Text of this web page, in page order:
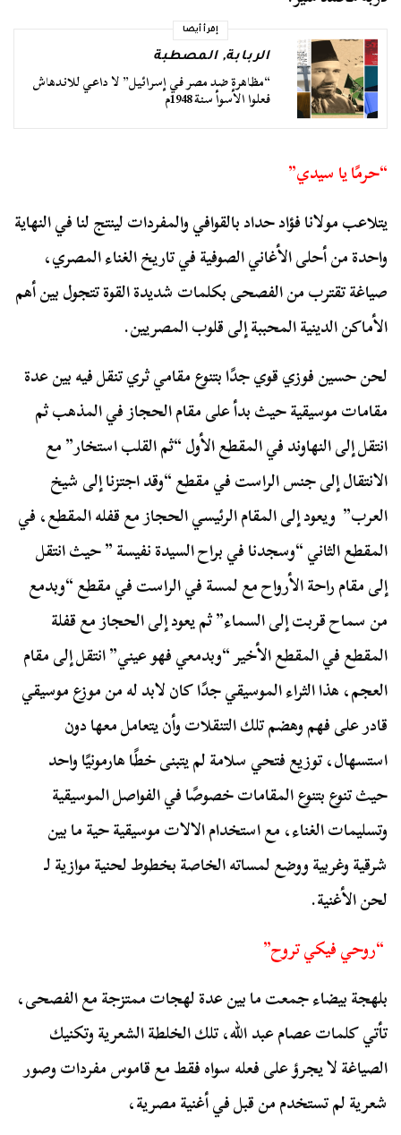
إقرأ أيضا
الربابة,المصطبة
“مظاهرة ضد مصر في إسرائيل” لا داعي للاندهاش
فعلوا الأسوأ سنة 1948م
“حرمًا يا سيدي”
يتلاعب مولانا فؤاد حداد بالقوافي والمفردات لينتج لنا في النهاية
واحدة من أحلى الأغاني الصوفية في تاريخ الغناء المصري،
صياغة تقترب من الفصحى بكلمات شديدة القوة تتجول بين أهم
الأماكن الدينية المحببة إلى قلوب المصريين.
لحن حسين فوزي قوي جدًا بتنوع مقامي ثري تنقل فيه بين عدة
مقامات موسيقية حيث بدأ على مقام الحجاز في المذهب ثم
انتقل إلى النهاوند في المقطع الأول “ثم القلب استخار” مع
الانتقال إلى جنس الراست في مقطع “وقد اجتزنا إلى شيخ
العرب” ويعود إلى المقام الرئيسي الحجاز مع قفله المقطع، في
المقطع الثاني “وسجدنا في براح السيدة نفيسة ” حيث انتقل
إلى مقام راحة الأرواح مع لمسة في الراست في مقطع “وبدمع
من سماح قربت إلى السماء” ثم يعود إلى الحجاز مع قفلة
المقطع في المقطع الأخير “وبدمعي فهو عيني” انتقل إلى مقام
العجم، هذا الثراء الموسيقي جدًا كان لابد له من موزع موسيقي
قادر على فهم وهضم تلك التنقلات وأن يتعامل معها دون
استسهال، توزيع فتحي سلامة لم يتبنى خطًا هارمونيًا واحد
حيث تنوع بتنوع المقامات خصوصًا في الفواصل الموسيقية
وتسليمات الغناء، مع استخدام الالات موسيقية حية ما بين
شرقية وغربية ووضع لمساته الخاصة بخطوط لحنية موازية لـ
لحن الأغنية.
“روحي فيكي تروح”
بلهجة بيضاء جمعت ما بين عدة لهجات ممتزجة مع الفصحى،
تأتي كلمات عصام عبد الله، تلك الخلطة الشعرية وتكنيك
الصياغة لا يجرؤ على فعله سواه فقط مع قاموس مفردات وصور
شعرية لم تستخدم من قبل في أغنية مصرية،